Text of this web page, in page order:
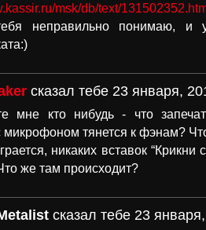
msk/db/text/
неправильно понимаю, и
сказал тебе 23 января,
мне кто нибудь - что
тянется к фэнам? Что
никаких вставок “Крикни
же там происходит?
сказал тебе 23